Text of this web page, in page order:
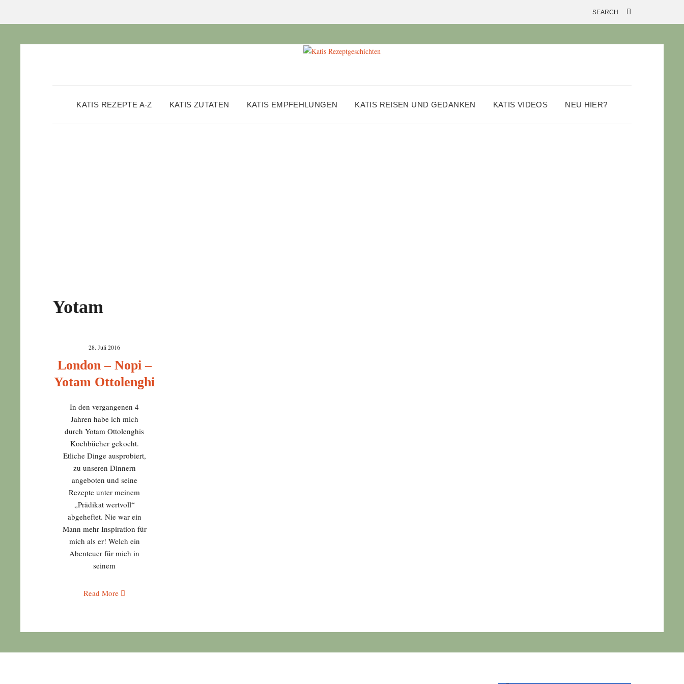
KATIS REZEPTE A-Z KATIS ZUTATEN KATIS EMPFEHLUNGEN KATIS REISEN UND GEDANKEN KATIS VIDEOS NEU HIER?
Yotam
28. Juli 2016
London – Nopi –
Yotam Ottolenghi
In den vergangenen 4
Jahren habe ich mich
durch Yotam Ottolenghis
Kochbücher gekocht.
Etliche Dinge ausprobiert,
zu unseren Dinnern
angeboten und seine
Rezepte unter meinem
„Prädikat wertvoll“
abgeheftet. Nie war ein
Mann mehr Inspiration für
mich als er! Welch ein
Abenteuer für mich in
seinem
Read More